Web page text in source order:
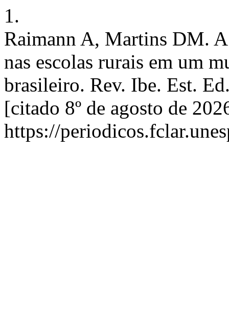
1.
Raimann A, Martins DM.
nas escolas rurais em um
brasileiro. Rev. Ibe. Est.
[citado 8º de agosto de
https://